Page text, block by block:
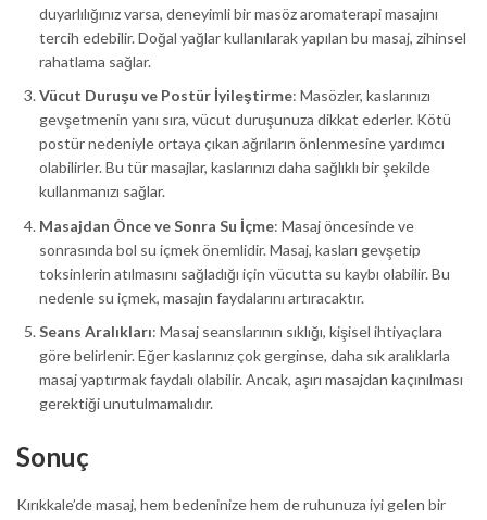
duyarlılığınız varsa, deneyimli bir masöz aromaterapi masajını
tercih edebilir. Doğal yağlar kullanılarak yapılan bu masaj, zihinsel
rahatlama sağlar.
Vücut Duruşu ve Postür İyileştirme: Masözler, kaslarınızı
gevşetmenin yanı sıra, vücut duruşunuza dikkat ederler. Kötü
postür nedeniyle ortaya çıkan ağrıların önlenmesine yardımcı
olabilirler. Bu tür masajlar, kaslarınızı daha sağlıklı bir şekilde
kullanmanızı sağlar.
Masajdan Önce ve Sonra Su İçme: Masaj öncesinde ve
sonrasında bol su içmek önemlidir. Masaj, kasları gevşetip
toksinlerin atılmasını sağladığı için vücutta su kaybı olabilir. Bu
nedenle su içmek, masajın faydalarını artıracaktır.
Seans Aralıkları: Masaj seanslarının sıklığı, kişisel ihtiyaçlara
göre belirlenir. Eğer kaslarınız çok gerginse, daha sık aralıklarla
masaj yaptırmak faydalı olabilir. Ancak, aşırı masajdan kaçınılması
gerektiği unutulmamalıdır.
Sonuç
Kırıkkale’de masaj, hem bedeninize hem de ruhunuza iyi gelen bir